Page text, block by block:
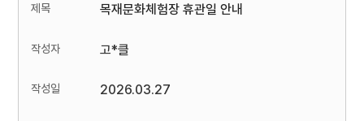
목재문화체험장 휴관일 안내
고*클
2026.03.27